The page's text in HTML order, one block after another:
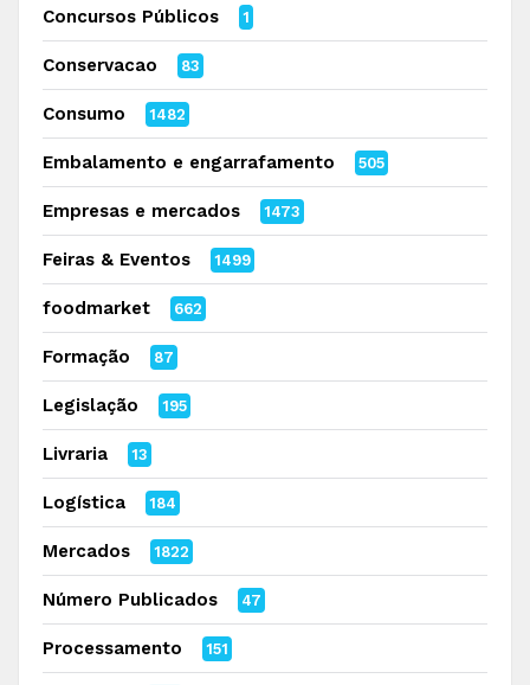
Concursos Públicos 1
Conservacao 83
Consumo 1482
Embalamento e engarrafamento 505
Empresas e mercados 1473
Feiras & Eventos 1499
foodmarket 662
Formação 87
Legislação 195
Livraria 13
Logística 184
Mercados 1822
Número Publicados 47
Processamento 151